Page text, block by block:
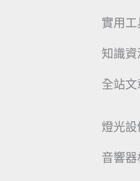
實用工
知識資
全站文
燈光設
音響器